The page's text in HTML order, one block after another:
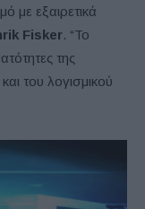
με εξαιρετικά
Fisker. “Το
της
του λογισμικού